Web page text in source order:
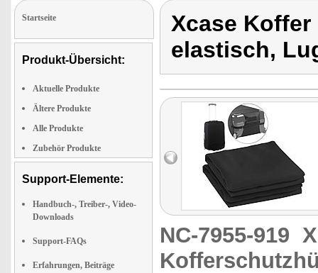
Startseite
Produkt-Übersicht:
Aktuelle Produkte
Ältere Produkte
Alle Produkte
Zubehör Produkte
Support-Elemente:
Handbuch-, Treiber-, Video-
Downloads
Support-FAQs
Erfahrungen, Beiträge
Xcase
elastisch,
NC-7955-919